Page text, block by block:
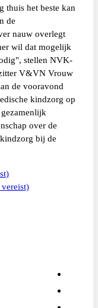
thuis het beste kan
de
nauw overlegt
wil dat mogelijk
stellen NVK-
V&VN Vrouw
de vooravond
kindzorg op
over de
bij de